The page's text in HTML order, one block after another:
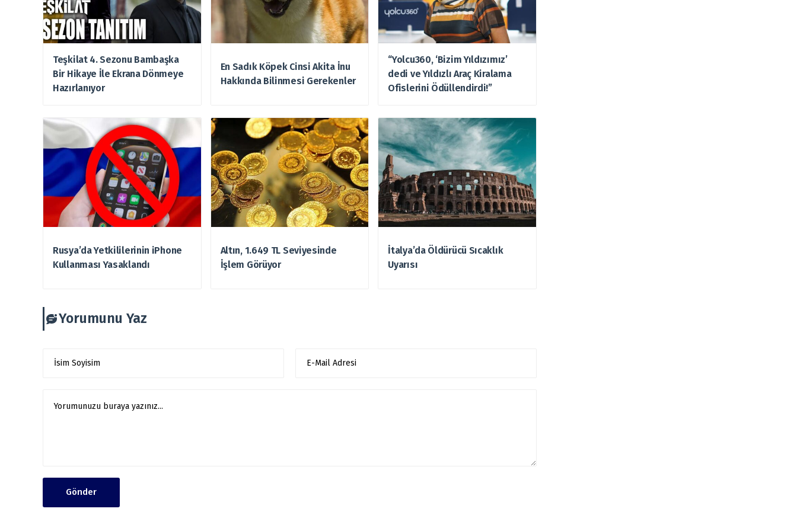
Teşkilat 4. Sezonu Bambaşka
Bir Hikaye İle Ekrana Dönmeye
Hazırlanıyor
En Sadık Köpek Cinsi Akita İnu
Hakkında Bilinmesi Gerekenler
“Yolcu360, ‘Bizim Yıldızımız’
dedi ve Yıldızlı Araç Kiralama
Ofislerini Ödüllendirdi!”
Rusya’da Yetkililerinin iPhone
Kullanması Yasaklandı
Altın, 1.649 TL Seviyesinde
İşlem Görüyor
İtalya’da Öldürücü Sıcaklık
Uyarısı
Yorumunu Yaz
Gönder